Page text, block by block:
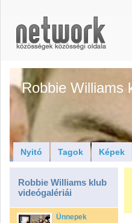
Robbie Williams
Nyitó Tagok Képek
Robbie Williams klub
videógalériái
Ünnepek